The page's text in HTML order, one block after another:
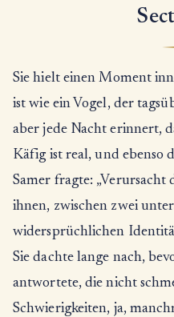
Sie hielt einen Moment
ist wie ein Vogel, der
aber jede Nacht erinnert,
Käfig ist real, und ebenso
Samer fragte:
ihnen, zwischen zwei
widersprüchlichen
Sie dachte lange nach,
antwortete, die nicht
Schwierigkeiten, ja,